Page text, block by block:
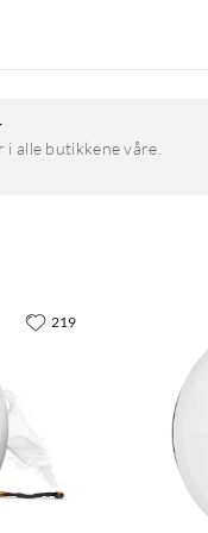
i alle butikkene våre.
219